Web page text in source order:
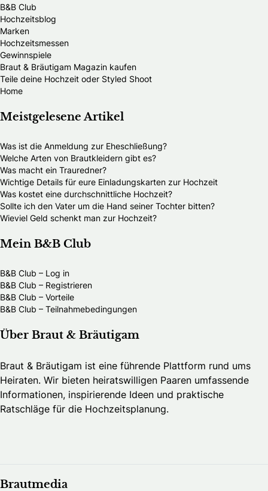
B&B Club
Hochzeitsblog
Marken
Hochzeitsmessen
Gewinnspiele
Braut & Bräutigam Magazin kaufen
Teile deine Hochzeit oder Styled Shoot
Home
Meistgelesene Artikel
Was ist die Anmeldung zur Eheschließung?
Welche Arten von Brautkleidern gibt es?
Was macht ein Trauredner?
Wichtige Details für eure Einladungskarten zur Hochzeit
Was kostet eine durchschnittliche Hochzeit?
Sollte ich den Vater um die Hand seiner Tochter bitten?
Wieviel Geld schenkt man zur Hochzeit?
Mein B&B Club
B&B Club – Log in
B&B Club – Registrieren
B&B Club – Vorteile
B&B Club – Teilnahmebedingungen
Über Braut & Bräutigam
Braut & Bräutigam ist eine führende Plattform rund ums
Heiraten. Wir bieten heiratswilligen Paaren umfassende
Informationen, inspirierende Ideen und praktische
Ratschläge für die Hochzeitsplanung.
Brautmedia